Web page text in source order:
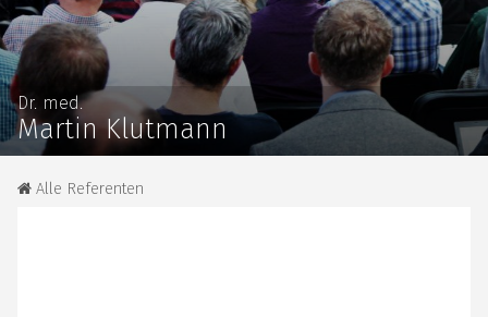
Dr. med.
Martin Klutmann
Alle Referenten